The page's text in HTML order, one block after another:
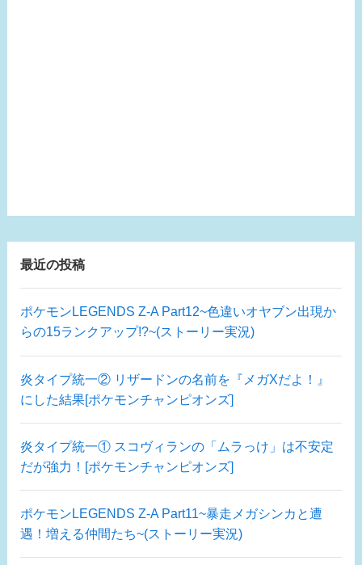
最近の投稿
ポケモンLEGENDS Z-A Part12~色違いオヤブン出現か
らの15ランクアップ!?~(ストーリー実況)
炎タイプ統一② リザードンの名前を『メガXだよ！』
にした結果[ポケモンチャンピオンズ]
炎タイプ統一① スコヴィランの「ムラっけ」は不安定
だが強力！[ポケモンチャンピオンズ]
ポケモンLEGENDS Z-A Part11~暴走メガシンカと遭
遇！増える仲間たち~(ストーリー実況)